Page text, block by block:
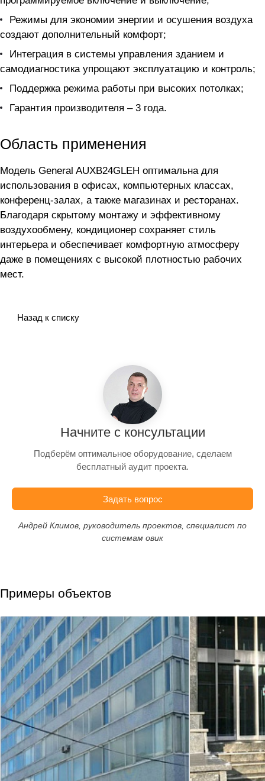
Режимы для экономии энергии и осушения воздуха
создают дополнительный комфорт;
Интеграция в системы управления зданием и
самодиагностика упрощают эксплуатацию и контроль;
Поддержка режима работы при высоких потолках;
Гарантия производителя – 3 года.
Область применения
Модель General AUXB24GLEH оптимальна для
использования в офисах, компьютерных классах,
конференц-залах, а также магазинах и ресторанах.
Благодаря скрытому монтажу и эффективному
воздухообмену, кондиционер сохраняет стиль
интерьера и обеспечивает комфортную атмосферу
даже в помещениях с высокой плотностью рабочих
мест.
Назад к списку
Начните с консультации
Подберём оптимальное оборудование, сделаем
бесплатный аудит проекта.
Задать вопрос
Андрей Климов, руководитель проектов, специалист по
системам овик
Примеры объектов